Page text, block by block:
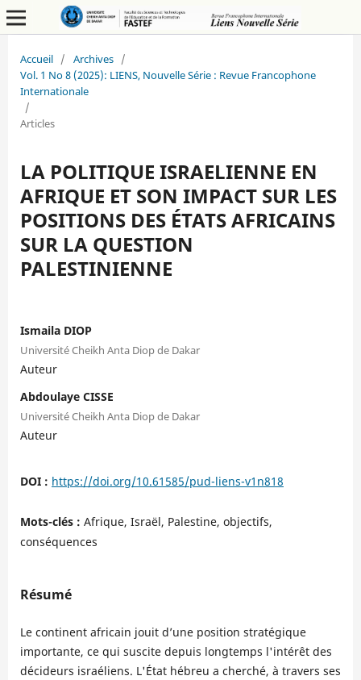
Accueil / Archives /
Vol. 1 No 8 (2025): LIENS, Nouvelle Série : Revue Francophone
Internationale
/
Articles
LA POLITIQUE ISRAELIENNE EN
AFRIQUE ET SON IMPACT SUR LES
POSITIONS DES ÉTATS AFRICAINS
SUR LA QUESTION
PALESTINIENNE
Ismaila DIOP
Université Cheikh Anta Diop de Dakar
Auteur
Abdoulaye CISSE
Université Cheikh Anta Diop de Dakar
Auteur
DOI : https://doi.org/10.61585/pud-liens-v1n818
Mots-clés : Afrique, Israël, Palestine, objectifs,
conséquences
Résumé
Le continent africain jouit d’une position stratégique
importante, ce qui suscite depuis longtemps l'intérêt des
décideurs israéliens. L'État hébreu a cherché, à travers ses